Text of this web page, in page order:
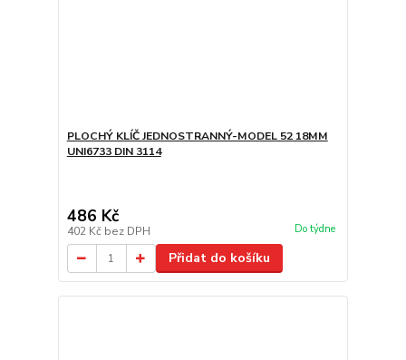
PLOCHÝ KLÍČ JEDNOSTRANNÝ-MODEL 52 18MM
UNI6733 DIN 3114
486 Kč
402 Kč bez DPH Do týdne
Přidat do košíku